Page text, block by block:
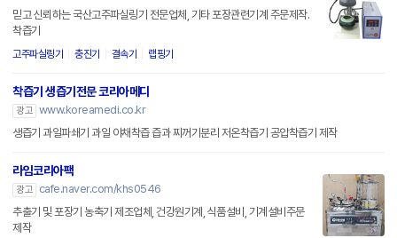
믿고 신뢰하는 국산고주파실링기 전문업체, 기타 포장관련기계 주문제작.
착즙기
고주파실링기 충진기 결속기 랩핑기
착즙기 생즙기전문 코리아메디
광고 www.koreamedi.co.kr
생즙기 과일파쇄기 과일 야채착즙 즙과 찌꺼기분리 저온착즙기 공압착즙기 제작
라임코리아팩
광고
cafe.naver.com/khs0546
추출기 및 포장기 농축기 제조업체, 건강원기계, 식품설비, 기계설비주문
제작